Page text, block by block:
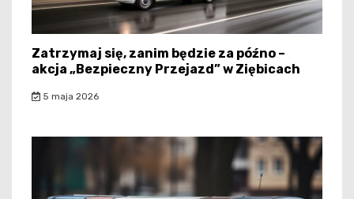
Zatrzymaj się, zanim będzie za późno –
akcja „Bezpieczny Przejazd” w Ziębicach
5 maja 2026